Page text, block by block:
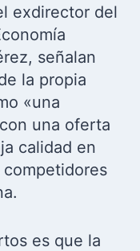
exdirector del
señalan
la propia
«una
una oferta
calidad en
es que la